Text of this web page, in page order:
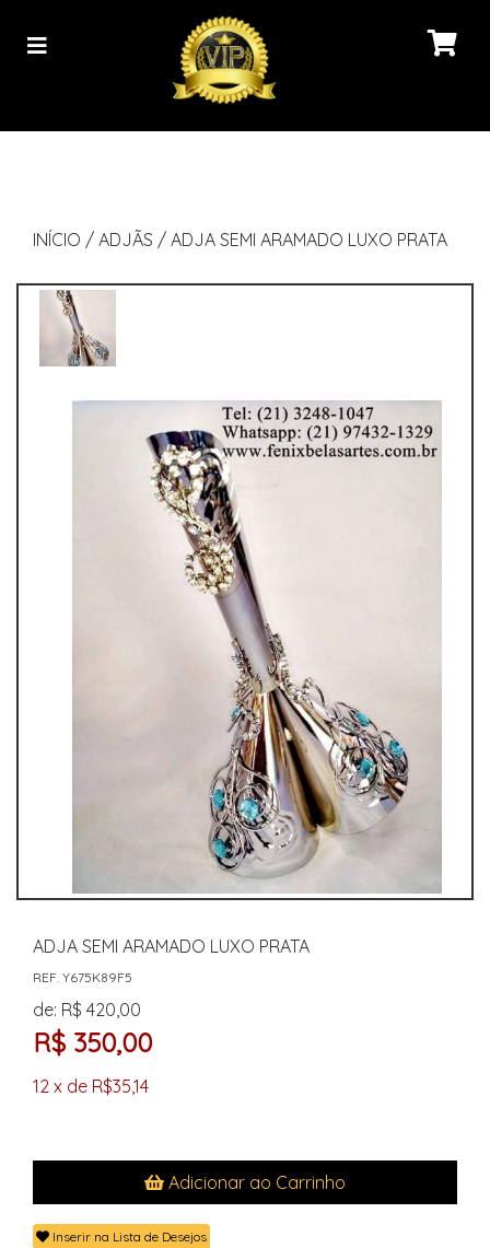
INÍCIO / ADJÃS / ADJA SEMI ARAMADO LUXO PRATA
ADJA SEMI ARAMADO LUXO PRATA
REF. Y675K89F5
de: R$ 420,00
R$ 350,00
12 x de R$35,14
Adicionar ao Carrinho
Inserir na Lista de Desejos